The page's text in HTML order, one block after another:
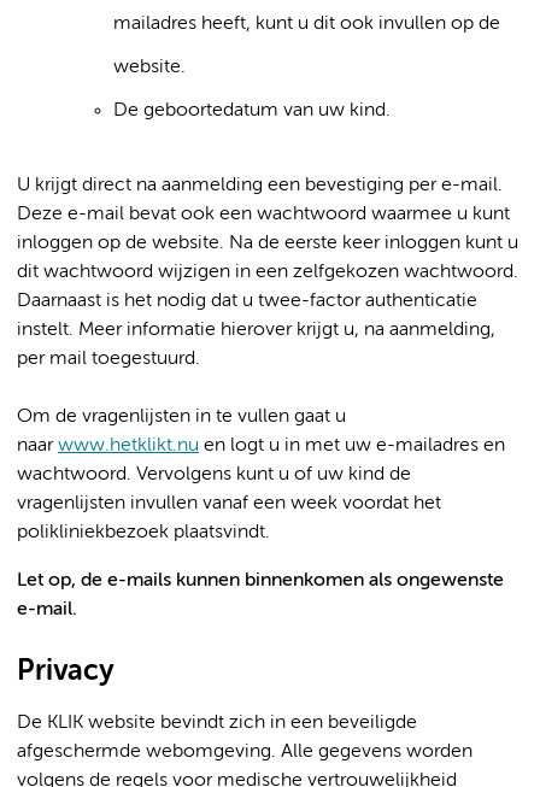
mailadres heeft, kunt u dit ook invullen op de
website.
De geboortedatum van uw kind.
U krijgt direct na aanmelding een bevestiging per e-mail.
Deze e-mail bevat ook een wachtwoord waarmee u kunt
inloggen op de website. Na de eerste keer inloggen kunt u
dit wachtwoord wijzigen in een zelfgekozen wachtwoord.
Daarnaast is het nodig dat u twee-factor authenticatie
instelt. Meer informatie hierover krijgt u, na aanmelding,
per mail toegestuurd.
Om de vragenlijsten in te vullen gaat u
naarwww.hetklikt.nu en logt u in met uw e-mailadres en
wachtwoord. Vervolgens kunt u of uw kind de
vragenlijsten invullen vanaf een week voordat het
polikliniekbezoek plaatsvindt.
Let op, de e-mails kunnen binnenkomen als ongewenste
e-mail.
Privacy
De KLIK website bevindt zich in een beveiligde
afgeschermde webomgeving. Alle gegevens worden
volgens de regels voor medische vertrouwelijkheid